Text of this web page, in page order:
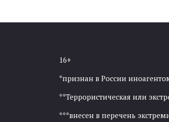
16+
*признан в России
**Террористическая или
***внесен в перечень